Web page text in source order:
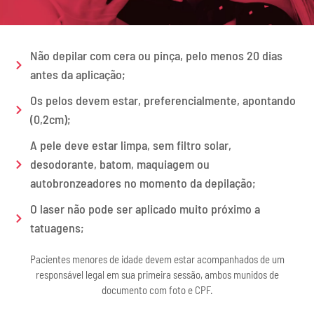
Não depilar com cera ou pinça, pelo menos 20 dias
antes da aplicação;
Os pelos devem estar, preferencialmente, apontando
(0,2cm);
A pele deve estar limpa, sem filtro solar,
desodorante, batom, maquiagem ou
autobronzeadores no momento da depilação;
O laser não pode ser aplicado muito próximo a
tatuagens;
Pacientes menores de idade devem estar acompanhados de um
responsável legal em sua primeira sessão, ambos munidos de
documento com foto e CPF.